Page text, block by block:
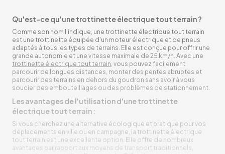
Qu'est-ce qu'une trottinette électrique tout terrain ?
Comme son nom l'indique, une trottinette électrique tout terrain
est une trottinette équipée d'un moteur électrique et de pneus
adaptés à tous les types de terrains. Elle est conçue pour offrir une
grande autonomie et une vitesse maximale de 25 km/h. Avec une
trottinette électrique tout terrain, vous pouvez facilement
parcourir de longues distances, monter des pentes abruptes et
parcourir des terrains en dehors du goudron sans avoir à vous
soucier des embouteillages ou des problèmes de stationnement.
Les avantages de l'utilisation d'une trottinette
électrique tout terrain :
Si vous cherchez une alternative écologique et pratique pour vos
déplacements en ville ou en campagne, la trottinette électrique
tout terrain est une excellente option. Elle offre de nombreux
avantages par rapport aux moyens de transport traditionnels,